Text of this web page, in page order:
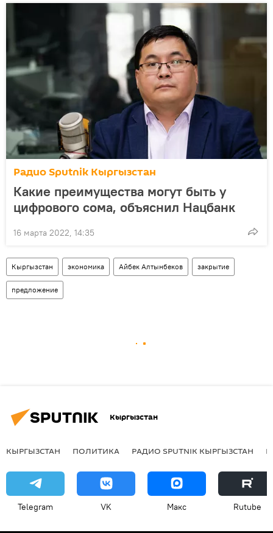
Радио Sputnik Кыргызстан
Какие преимущества могут быть у
цифрового сома, объяснил Нацбанк
16 марта 2022, 14:35
Кыргызстан экономика Айбек Алтынбеков закрытие
предложение
Кыргызстан
КЫРГЫЗСТАН ПОЛИТИКА РАДИО SPUTNIK КЫРГЫЗСТАН
Telegram VK Макс Rutube